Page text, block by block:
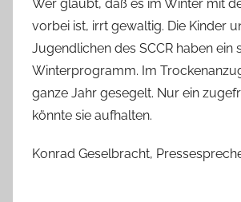
Wer glaubt, daß es im Winter mit
vorbei ist, irrt gewaltig. Die Kinder
Jugendlichen des SCCR haben ein
Winterprogramm. Im
ganze Jahr gesegelt. Nur ein
könnte sie aufhalten.
Konrad Geselbracht,